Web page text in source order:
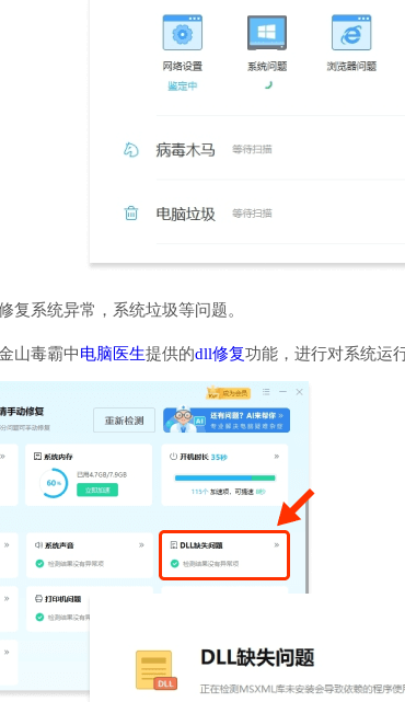
复系统异常，系统垃圾等问题。
山毒霸中电脑医生提供的dll修复功能，进行对系统运